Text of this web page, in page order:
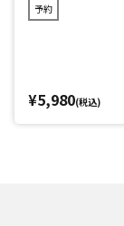
さらに、高い密
の微細な粒子
ベッド、ソファ
「フトンツール
予約
¥5,980(税込)